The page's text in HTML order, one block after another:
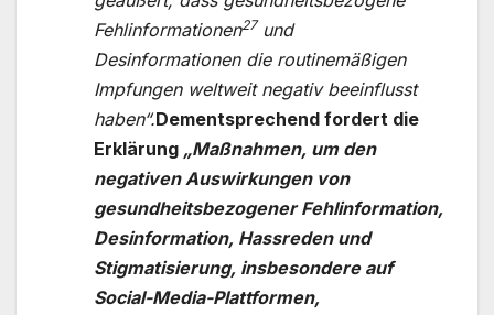
Fehlinformationen27und
Desinformationen die routinemäßigen
Impfungen weltweit negativ beeinflusst
haben“.Dementsprechend fordert die
Erklärung „Maßnahmen, um den
negativen Auswirkungen von
gesundheitsbezogener Fehlinformation,
Desinformation, Hassreden und
Stigmatisierung, insbesondere auf
Social-Media-Plattformen,